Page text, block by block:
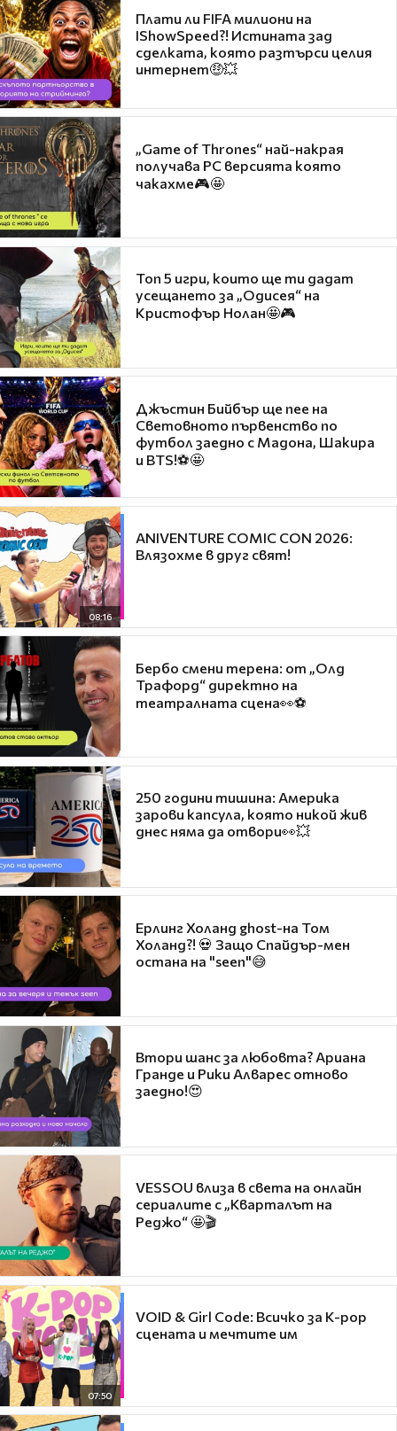
Плати ли FIFA милиони на
IShowSpeed?! Истината зад
сделката, която разтърси целия
интернет🤑💥
„Game of Thrones“ най-накрая
получава PC версията която
чакахме🎮🤩
Топ 5 игри, които ще ти дадат
усещането за „Одисея“ на
Кристофър Нолан🤩🎮
Джъстин Бийбър ще пее на
Световното първенство по
футбол заедно с Мадона, Шакира
и BTS!⚽🤩
08:16
ANIVENTURE COMIC CON 2026:
Влязохме в друг свят!
Бербо смени терена: от „Олд
Трафорд“ директно на
театралната сцена👀⚽
250 години тишина: Америка
зарови капсула, която никой жив
днес няма да отвори👀💥
Ерлинг Холанд ghost-на Том
Холанд?! 💀 Защо Спайдър-мен
остана на "seen"😅
Втори шанс за любовта? Ариана
Гранде и Рики Алварес отново
заедно!😍
VESSOU влиза в света на онлайн
сериалите с „Кварталът на
Реджо“ 🤩🎬
07:50
VOID & Girl Code: Всичко за K-pop
сцената и мечтите им